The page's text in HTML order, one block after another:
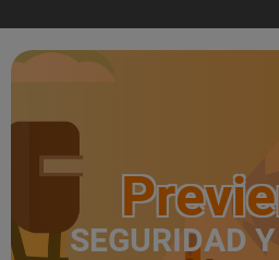
SEGURIDAD